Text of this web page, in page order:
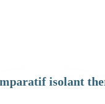
isolant